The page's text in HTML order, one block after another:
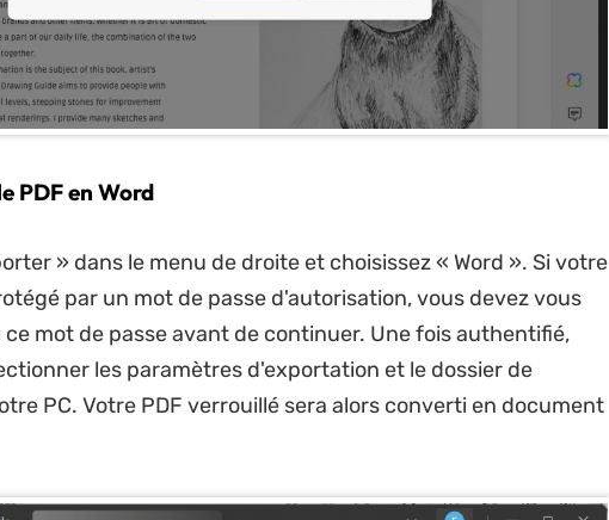
PDF en Word
» dans le menu de droite et choisissez « Word ». Si votre
par un mot de passe d'autorisation, vous devez vous
mot de passe avant de continuer. Une fois authentifié,
les paramètres d'exportation et le dossier de
PC. Votre PDF verrouillé sera alors converti en document